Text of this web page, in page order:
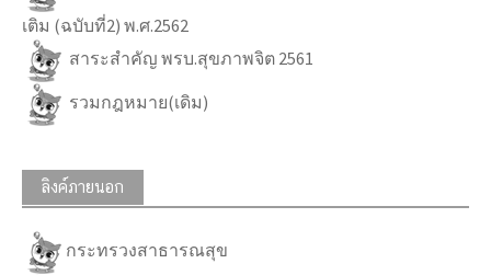
เติม (ฉบับที่2) พ.ศ.2562
สาระสำคัญ พรบ.สุขภาพจิต 2561
รวมกฎหมาย(เดิม)
ลิงค์ภายนอก
กระทรวงสาธารณสุข